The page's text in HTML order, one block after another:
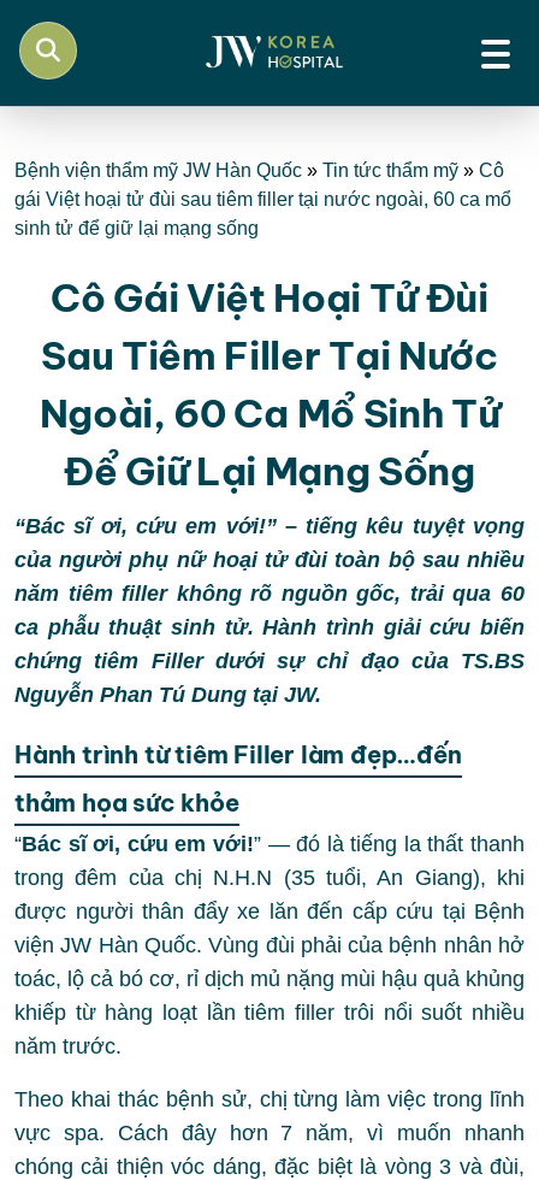
Bệnh viện thẩm mỹ JW Hàn Quốc » Tin tức thẩm mỹ » Cô
gái Việt hoại tử đùi sau tiêm filler tại nước ngoài, 60 ca mổ
sinh tử để giữ lại mạng sống
Cô Gái Việt Hoại Tử Đùi
Sau Tiêm Filler Tại Nước
Ngoài, 60 Ca Mổ Sinh Tử
Để Giữ Lại Mạng Sống
“Bác sĩ ơi, cứu em với!” – tiếng kêu tuyệt vọng
của người phụ nữ hoại tử đùi toàn bộ sau nhiều
năm tiêm filler không rõ nguồn gốc, trải qua 60
ca phẫu thuật sinh tử. Hành trình giải cứu biến
chứng tiêm Filler dưới sự chỉ đạo của TS.BS
Nguyễn Phan Tú Dung tại JW.
Hành trình từ tiêm Filler làm đẹp…đến
thảm họa sức khỏe
“Bác sĩ ơi, cứu em với!” — đó là tiếng la thất thanh
trong đêm của chị N.H.N (35 tuổi, An Giang), khi
được người thân đẩy xe lăn đến cấp cứu tại Bệnh
viện JW Hàn Quốc. Vùng đùi phải của bệnh nhân hở
toác, lộ cả bó cơ, rỉ dịch mủ nặng mùi hậu quả khủng
khiếp từ hàng loạt lần tiêm filler trôi nổi suốt nhiều
năm trước.
Theo khai thác bệnh sử, chị từng làm việc trong lĩnh
vực spa. Cách đây hơn 7 năm, vì muốn nhanh
chóng cải thiện vóc dáng, đặc biệt là vòng 3 và đùi,